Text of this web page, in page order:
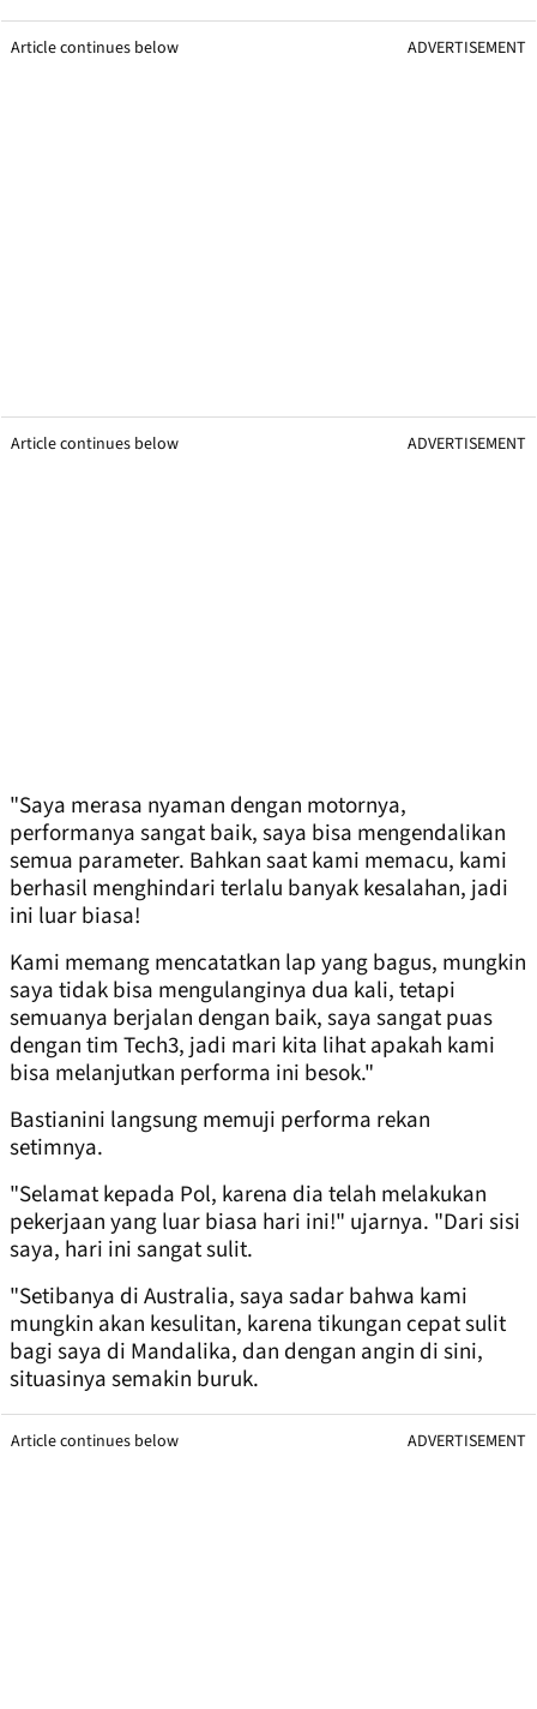
Article continues below ADVERTISEMENT
Article continues below ADVERTISEMENT
"Saya merasa nyaman dengan motornya,
performanya sangat baik, saya bisa mengendalikan
semua parameter. Bahkan saat kami memacu, kami
berhasil menghindari terlalu banyak kesalahan, jadi
ini luar biasa!
Kami memang mencatatkan lap yang bagus, mungkin
saya tidak bisa mengulanginya dua kali, tetapi
semuanya berjalan dengan baik, saya sangat puas
dengan tim Tech3, jadi mari kita lihat apakah kami
bisa melanjutkan performa ini besok."
Bastianini langsung memuji performa rekan
setimnya.
"Selamat kepada Pol, karena dia telah melakukan
pekerjaan yang luar biasa hari ini!" ujarnya. "Dari sisi
saya, hari ini sangat sulit.
"Setibanya di Australia, saya sadar bahwa kami
mungkin akan kesulitan, karena tikungan cepat sulit
bagi saya di Mandalika, dan dengan angin di sini,
situasinya semakin buruk.
Article continues below ADVERTISEMENT